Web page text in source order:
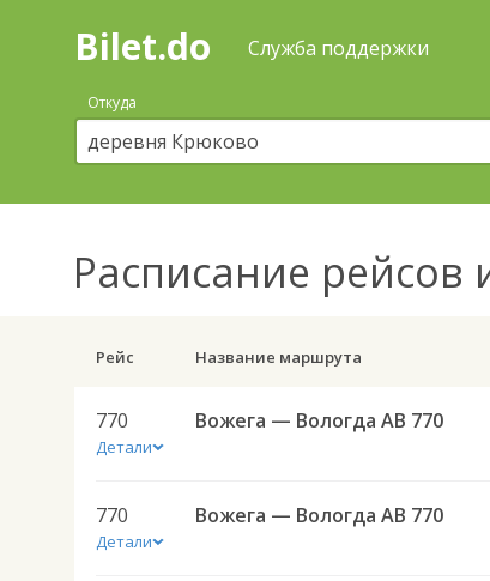
Поиск
покупка
билетов
автобус
онлайн
Bilet.do Служба поддержки
Откуда
Расписание рейсов
Рейс Название маршрута
770
Детали
Вожега — Вологда АВ 770
770
Детали
Вожега — Вологда АВ 770